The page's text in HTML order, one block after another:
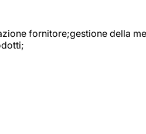
fornitore;gestione della